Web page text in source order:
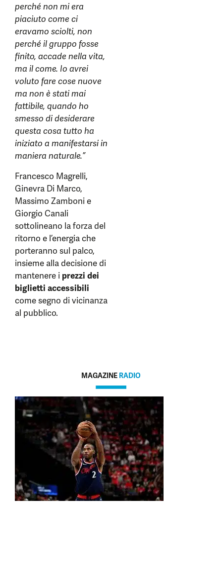
perché non mi era
piaciuto come ci
eravamo sciolti, non
perché il gruppo fosse
finito, accade nella vita,
ma il come. Io avrei
voluto fare cose nuove
ma non è stati mai
fattibile, quando ho
smesso di desiderare
questa cosa tutto ha
iniziato a manifestarsi in
maniera naturale.”
Francesco Magrelli,
Ginevra Di Marco,
Massimo Zamboni e
Giorgio Canali
sottolineano la forza del
ritorno e l’energia che
porteranno sul palco,
insieme alla decisione di
mantenere i prezzi dei
biglietti accessibili
come segno di vicinanza
al pubblico.
MAGAZINE RADIO